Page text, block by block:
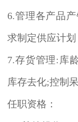
6.管理各产品
求制定供应计
7.存货管理:库
库存去化;控制
任职资格：